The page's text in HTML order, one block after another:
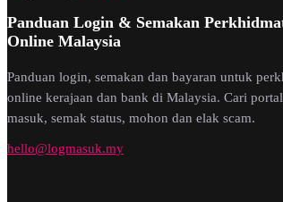
Panduan Login & Semakan
Online Malaysia
Panduan login, semakan dan bayaran untuk
online kerajaan dan bank di Malaysia. Cari
masuk, semak status, mohon dan elak scam.
hello@logmasuk.my